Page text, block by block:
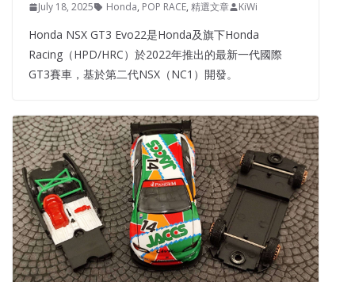
July 18, 2025 Honda, POP RACE, 精選文章 KiWi
Honda NSX GT3 Evo22是Honda及旗下Honda
Racing（HPD/HRC）於2022年推出的最新一代國際
GT3賽車，基於第二代NSX（NC1）開發。